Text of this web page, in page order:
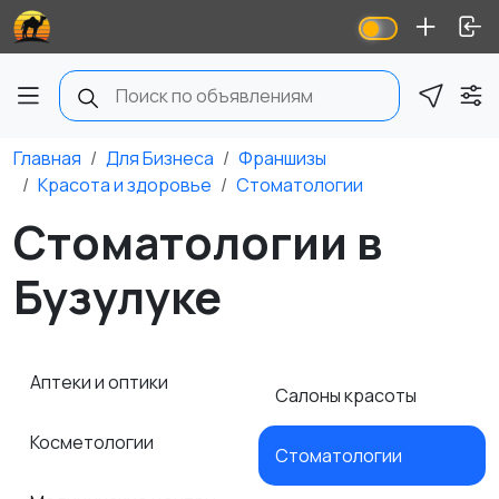
Главная Для Бизнеса
Франшизы
Красота и здоровье
Стоматологии
Стоматологии в
Бузулуке
Аптеки и оптики
Косметологии
Салоны красоты
Стоматологии